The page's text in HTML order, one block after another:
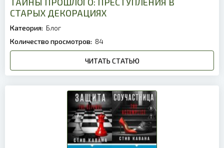
СТАРЫХ ДЕКОРАЦИЯХ
Катеория: Блог
Количество просмотров: 84
ЧИТАТЬ СТАТЬЮ